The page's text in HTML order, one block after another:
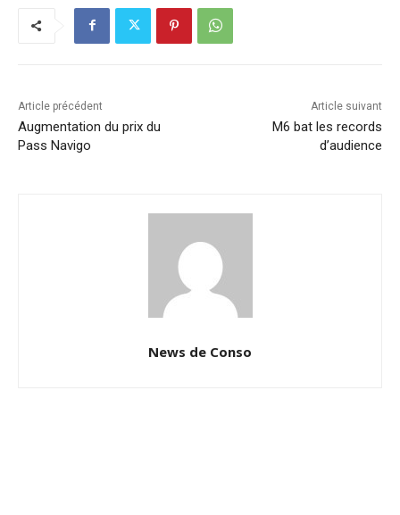
Article précédent
Augmentation du prix du
Pass Navigo
Article suivant
M6 bat les records
d’audience
News de Conso